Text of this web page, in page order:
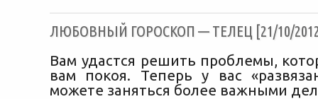
ЛЮБОВНЫЙ ГОРОСКОП — ТЕЛЕЦ [21/10/
Вам удастся решить проблемы,
вам покоя. Теперь у вас
можете заняться более важными